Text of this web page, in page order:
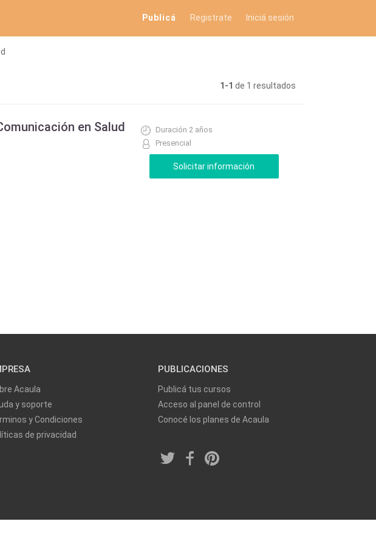
Publicá Registrate Iniciá sesión
1-1 de 1 resultados
en Salud
Duración 2 años
Presencial
Acaula
y soporte
y Condiciones
de privacidad
PUBLICACIONES
Publicá tus cursos
Acceso al panel de control
Conocé los planes de Acaula